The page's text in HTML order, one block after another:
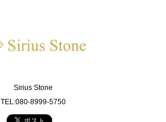
Sirius Stone
TEL:080-8999-5750